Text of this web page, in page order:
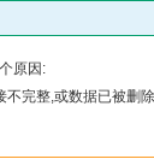
原因:
不完整,或数据已被删